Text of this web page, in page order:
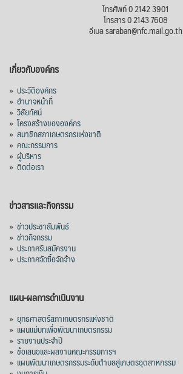
โทรศัพท์ 0 2142 3901
โทรสาร 0 2143 7608
อีเมล saraban@nfc.mail.go.th
เกี่ยวกับองค์กร
» ประวัติองค์กร
» อำนาจหน้าที่
» วิสัยทัศน์
» โครงสร้างขององค์กร
» สมาชิกสภาเกษตรกรแห่งชาติ
» คณะกรรมการ
» ผู้บริหาร
» ติดต่อเรา
ข่าวสารและกิจกรรม
» ข่าวประชาสัมพันธ์
» ข่าวกิจกรรม
» ประกาศรับสมัครงาน
» ประกาศจัดซื้อจัดจ้าง
แผน-ผลการดำเนินงาน
» ยุทธศาสตร์สภาเกษตรกรแห่งชาติ
» แผนแม่บทเพื่อพัฒนาเกษตรกรรม
» รายงานประจำปี
» ข้อเสนอและผลงานคณะกรรมการฯ
» แผนพัฒนาเกษตรกรรมระดับตำบลสู่เกษตรอุตสาหกรรม